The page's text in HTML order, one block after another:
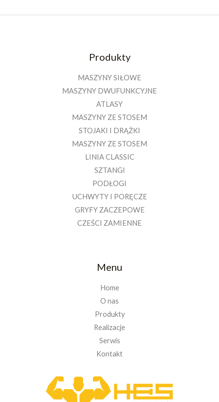
Produkty
MASZYNY SIŁOWE
MASZYNY DWUFUNKCYJNE
ATLASY
MASZYNY ZE STOSEM
STOJAKI I DRĄŻKI
MASZYNY ZE STOSEM
LINIA CLASSIC
SZTANGI
PODŁOGI
UCHWYTY I PORĘCZE
GRYFY ZACZEPOWE
CZEŚCI ZAMIENNE
Menu
Home
O nas
Produkty
Realizacje
Serwis
Kontakt